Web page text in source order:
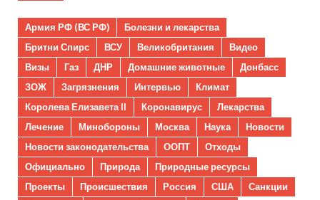
Армия РФ (ВС РФ)
Болезни и лекарства
Бритни Спирс
ВСУ Великобритания
Видео
Визы
Газ ДНР Домашние животные
Донбасс
ЗОЖ
Загрязнения Интервью
Климат
Королева Елизавета II
Коронавирус
Лекарства
Лечение
Минобороны Москва Наука
Новости
Новости законодательства
ООПТ
Отходы
Официально
Природа
Природные ресурсы
Проекты
Происшествия Россия США
Санкции